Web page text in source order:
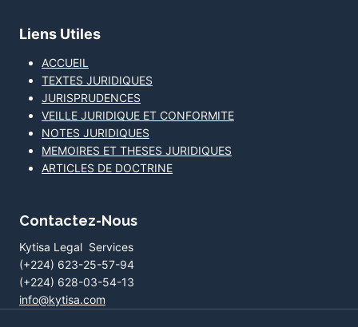
Liens Utiles
ACCUEIL
TEXTES JURIDIQUES
JURISPRUDENCES
VEILLE JURIDIQUE ET CONFORMITE
NOTES JURIDIQUES
MEMOIRES ET THESES JURIDIQUES
ARTICLES DE DOCTRINE
Contactez-Nous
Kytisa Legal Services
(+224) 623-25-57-94
(+224) 628-03-54-13
info@kytisa.com